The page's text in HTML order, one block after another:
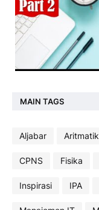
MAIN TAGS
Aljabar
CPNS Fisika
Inspirasi IPA